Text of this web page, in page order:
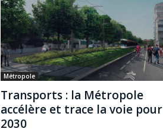
Métropole
Transports : la Métropole
accélère et trace la voie pour
2030